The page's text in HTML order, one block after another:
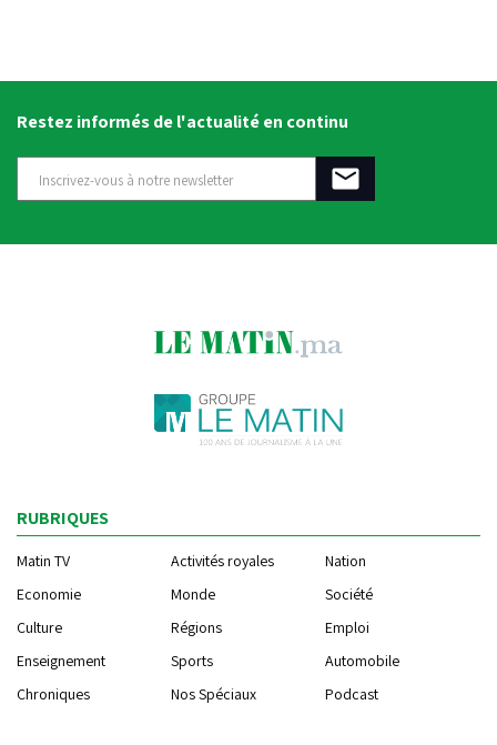
Restez informés de l'actualité en continu
RUBRIQUES
Matin TV Activités royales
Nation
Economie
Monde
Société
Culture
Régions
Emploi
Enseignement
Sports
Automobile
Chroniques
Nos Spéciaux Podcast